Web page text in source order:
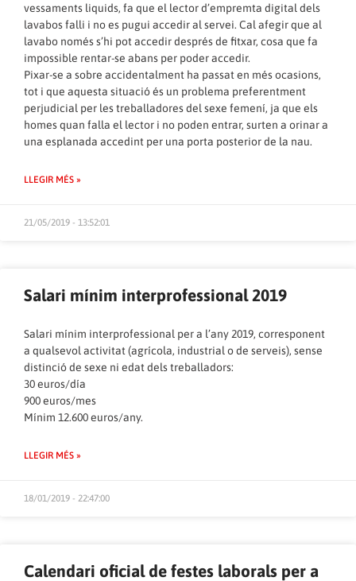
vessaments liquids, fa que el lector d’empremta digital dels
lavabos falli i no es pugui accedir al servei. Cal afegir que al
lavabo només s’hi pot accedir després de fitxar, cosa que fa
impossible rentar-se abans per poder accedir.
Pixar-se a sobre accidentalment ha passat en més ocasions,
tot i que aquesta situació és un problema preferentment
perjudicial per les treballadores del sexe femení, ja que els
homes quan falla el lector i no poden entrar, surten a orinar a
una esplanada accedint per una porta posterior de la nau.
LLEGIR MÉS »
21/05/2019 - 13:52:01
Salari mínim interprofessional 2019
Salari mínim interprofessional per a l’any 2019, corresponent
a qualsevol activitat (agrícola, industrial o de serveis), sense
distinció de sexe ni edat dels treballadors:
30 euros/día
900 euros/mes
Mínim 12.600 euros/any.
LLEGIR MÉS »
18/01/2019 - 22:47:00
Calendari oficial de festes laborals per a